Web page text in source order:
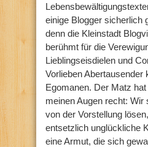
einige Blogger sicherlich
denn die Kleinstadt
berühmt für die
Lieblingseisdielen und
Vorlieben Abertausender
Egomanen. Der Matz hat
meinen Augen recht: Wir
von der Vorstellung
entsetzlich unglückliche
eine Armut, die sich